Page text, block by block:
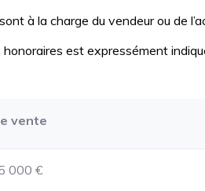
ont à la charge du vendeur ou de
est expressément
vente
000 €